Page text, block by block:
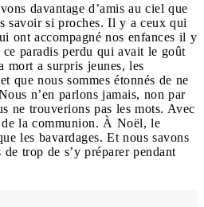
davantage d’amis au ciel que
savoir si proches. Il y a ceux qui
ont accompagné nos enfances il y
paradis perdu qui avait le goût
mort a surpris jeunes, les
que nous sommes étonnés de ne
n’en parlons jamais, non par
ne trouverions pas les mots. Avec
la communion. À Noël, le
les bavardages. Et nous savons
trop de s’y préparer pendant